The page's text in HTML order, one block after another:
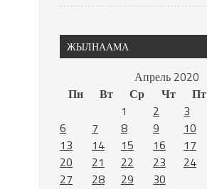
ЖЫЛНААМА
Апрель 2020
Пн
Вт Ср Чт Пт
1
2 3
6
7 8 9 10
13
14 15 16 17
20
21 22 23 24
27
28 29
30